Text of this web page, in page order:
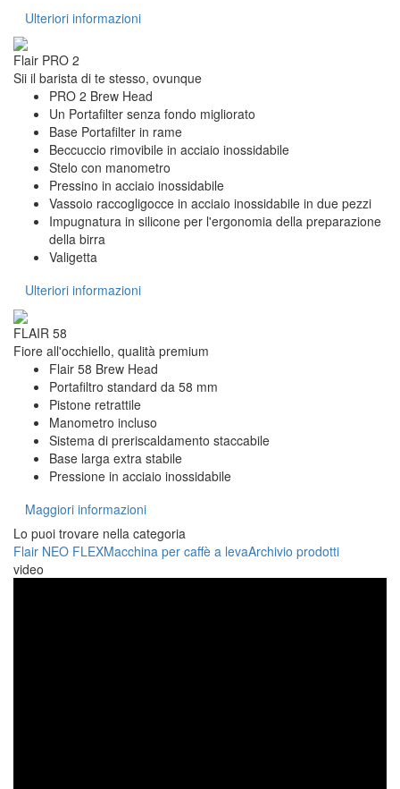
Ulteriori informazioni
Flair PRO 2
Sii il barista di te stesso, ovunque
PRO 2 Brew Head
Un Portafilter senza fondo migliorato
Base Portafilter in rame
Beccuccio rimovibile in acciaio inossidabile
Stelo con manometro
Pressino in acciaio inossidabile
Vassoio raccogligocce in acciaio inossidabile in due pezzi
Impugnatura in silicone per l'ergonomia della preparazione
della birra
Valigetta
Ulteriori informazioni
FLAIR 58
Fiore all'occhiello, qualità premium
Flair 58 Brew Head
Portafiltro standard da 58 mm
Pistone retrattile
Manometro incluso
Sistema di preriscaldamento staccabile
Base larga extra stabile
Pressione in acciaio inossidabile
Maggiori informazioni
Lo puoi trovare nella categoria
Flair NEO FLEXMacchina per caffè a levaArchivio prodotti
video